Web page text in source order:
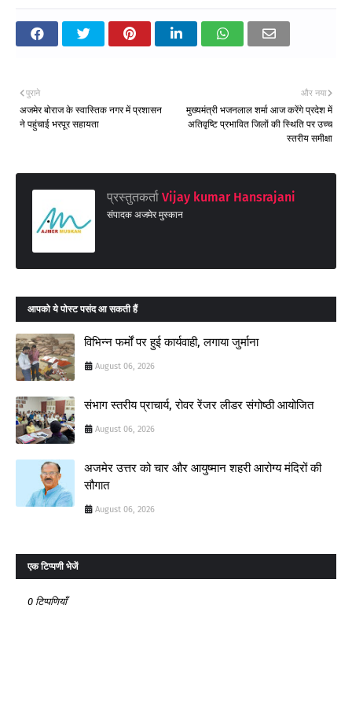
और नया
मुख्यमंत्री भजनलाल शर्मा आज करेंगे प्रदेश में
अतिवृष्टि प्रभावित जिलों की स्थिति पर उच्च
स्तरीय समीक्षा
पुराने
अजमेर बोराज के स्वास्तिक नगर में प्रशासन
ने पहुंचाई भरपूर सहायता
प्रस्तुतकर्ता Vijay kumar Hansrajani
संपादक अजमेर मुस्कान
आपको ये पोस्ट पसंद आ सकती हैं
विभिन्न फर्मों पर हुई कार्यवाही, लगाया जुर्माना
August 06, 2026
संभाग स्तरीय प्राचार्य, रोवर रेंजर लीडर संगोष्ठी आयोजित
August 06, 2026
अजमेर उत्तर को चार और आयुष्मान शहरी आरोग्य मंदिरों की
सौगात
August 06, 2026
एक टिप्पणी भेजें
0 टिप्पणियाँ